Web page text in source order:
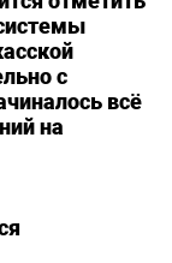
с
всё
на